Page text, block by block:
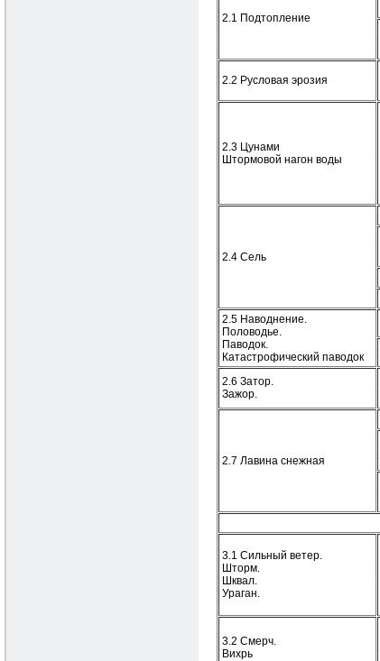
2.1 Подтопление
2.2 Русловая эрозия
2.3 Цунами
Штормовой нагон воды
2.4 Сель
2.5 Наводнение.
Половодье.
Паводок.
Катастрофический паводок
2.6 Затор.
Зажор.
2.7 Лавина снежная
3.1 Сильный ветер.
Шторм.
Шквал.
Ураган.
3.2 Смерч.
Вихрь